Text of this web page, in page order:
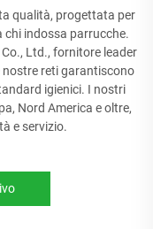
qualità, progettata per
indossa parrucche.
Ltd., fornitore leader
reti garantiscono
igienici. I nostri
Nord America e oltre,
e servizio.